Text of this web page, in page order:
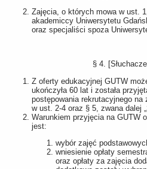
Zajęcia, o których mowa w ust.
akademiccy Uniwersytetu
oraz specjaliści spoza
§ 4.
Z oferty edukacyjnej GUTW
ukończyła 60 lat i została
postępowania rekrutacyjnego
w ust. 2-4 oraz § 5, zwana dalej
Warunkiem przyjęcia na GUTW
jest:
wybór zajęć
wniesienie opłaty
oraz opłaty za zajęcia